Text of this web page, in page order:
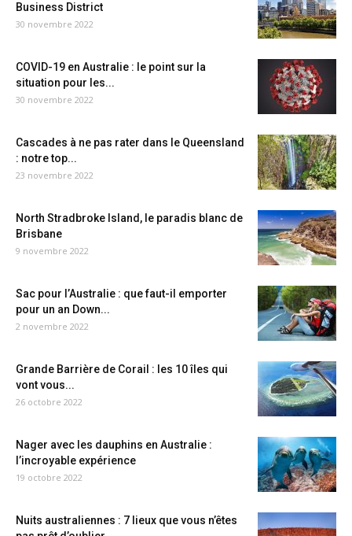
Business District
30 novembre 2022
COVID-19 en Australie : le point sur la
situation pour les...
30 novembre 2022
Cascades à ne pas rater dans le Queensland
: notre top...
23 novembre 2022
North Stradbroke Island, le paradis blanc de
Brisbane
9 novembre 2022
Sac pour l’Australie : que faut-il emporter
pour un an Down...
2 novembre 2022
Grande Barrière de Corail : les 10 îles qui
vont vous...
26 octobre 2022
Nager avec les dauphins en Australie :
l’incroyable expérience
19 octobre 2022
Nuits australiennes : 7 lieux que vous n’êtes